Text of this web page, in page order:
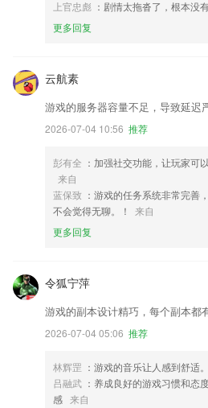
上官忠彪 ：剧情太拖沓了，根本没
更多回复
云航素
游戏的服务器容量不足，导致延迟
2026-07-04 10:56 推荐
彭有全 ：加强社交功能，让玩家可
来自
蓝保致 ：游戏的任务系统非常完善
不会觉得无聊。！
来自
更多回复
令狐宁萍
游戏的副本设计精巧，每个副本都
2026-07-04 05:06 推荐
林辉罡 ：游戏的音乐让人感到舒适。
吕融武 ：养成良好的游戏习惯和态
感 来自